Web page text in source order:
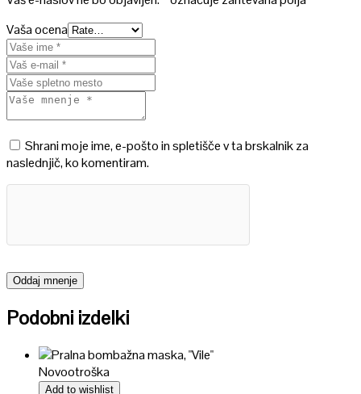
Vaša ocena
Shrani moje ime, e-pošto in spletišče v ta brskalnik za
naslednjič, ko komentiram.
Podobni izdelki
Novootroška
Add to wishlist